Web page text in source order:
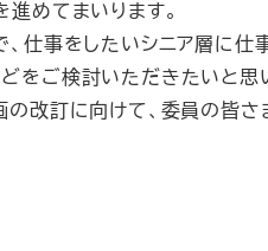
進めてまいります。
仕事をしたいシニア層に仕
をご検討いただきたいと思
改訂に向けて、委員の皆